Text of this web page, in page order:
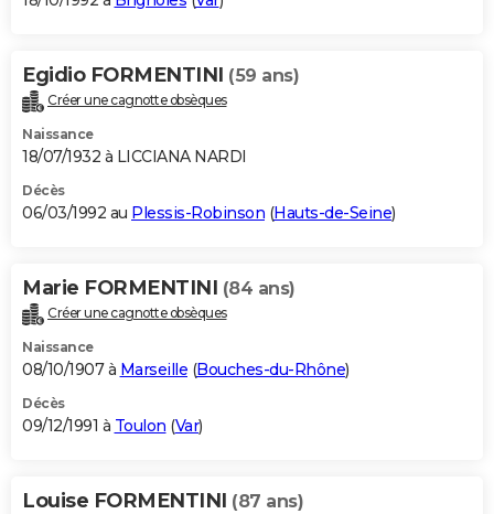
Egidio FORMENTINI (59 ans)
Créer une cagnotte obsèques
Naissance
18/07/1932 à LICCIANA NARDI
Décès
06/03/1992 au Plessis-Robinson (Hauts-de-Seine)
Marie FORMENTINI (84 ans)
Créer une cagnotte obsèques
Naissance
08/10/1907 à Marseille (Bouches-du-Rhône)
Décès
09/12/1991 à Toulon (Var)
Louise FORMENTINI (87 ans)